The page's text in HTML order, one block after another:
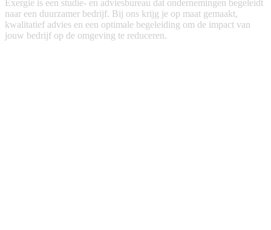
Exergie is een studie- en adviesbureau dat ondernemingen begeleidt
naar een duurzamer bedrijf. Bij ons krijg je op maat gemaakt,
kwalitatief advies en een optimale begeleiding om de impact van
jouw bedrijf op de omgeving te reduceren.